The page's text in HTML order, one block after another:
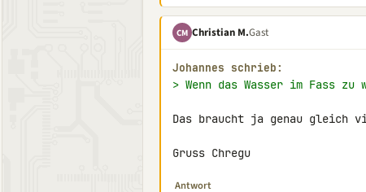
CM Christian M.Gast
Johannes schrieb:
> Wenn das Wasser im Fass
Das braucht ja genau gleich
Gruss Chregu
Antwort